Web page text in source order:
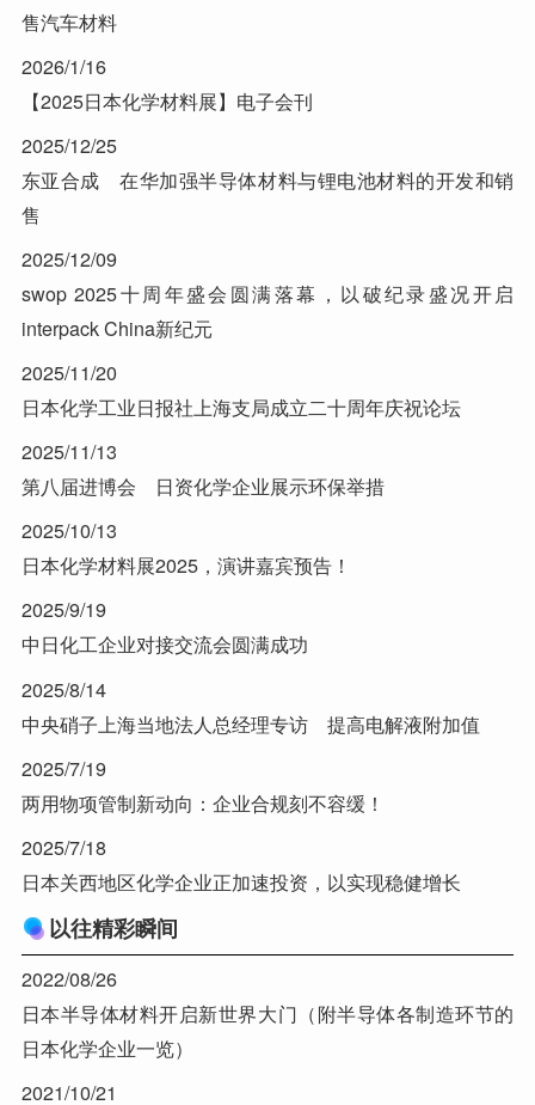
售汽车材料
2026/1/16
【2025日本化学材料展】电子会刊
2025/12/25
东亚合成 在华加强半导体材料与锂电池材料的开发和销
售
2025/12/09
swop 2025十周年盛会圆满落幕，以破纪录盛况开启
interpack China新纪元
2025/11/20
日本化学工业日报社上海支局成立二十周年庆祝论坛
2025/11/13
第八届进博会 日资化学企业展示环保举措
2025/10/13
日本化学材料展2025，演讲嘉宾预告！
2025/9/19
中日化工企业对接交流会圆满成功
2025/8/14
中央硝子上海当地法人总经理专访 提高电解液附加值
2025/7/19
两用物项管制新动向：企业合规刻不容缓！
2025/7/18
日本关西地区化学企业正加速投资，以实现稳健增长
以往精彩瞬间
2022/08/26
日本半导体材料开启新世界大门（附半导体各制造环节的
日本化学企业一览）
2021/10/21